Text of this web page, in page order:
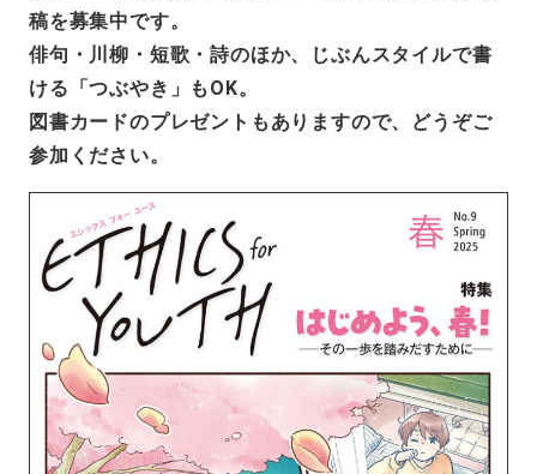
稿を募集中です。
俳句・川柳・短歌・詩のほか、じぶんスタイルで書
ける「つぶやき」もOK。
図書カードのプレゼントもありますので、どうぞご
参加ください。